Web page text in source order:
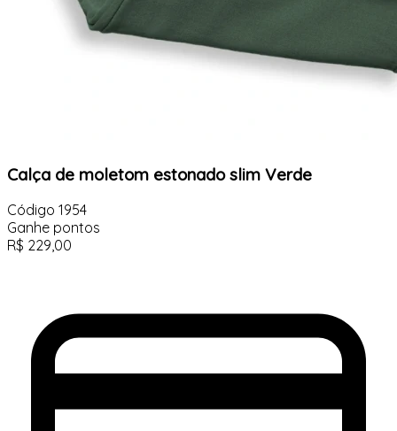
Calça de moletom estonado slim Verde
Código 1954
Ganhe pontos
R$ 229,00